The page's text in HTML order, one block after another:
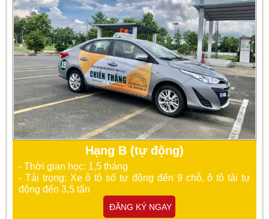
Hạng B (tự động)
- Thời gian học: 1,5 tháng
- Tải trọng: Xe ô tô số tự động đến 9 chỗ, ô tô tải tự
động đến 3,5 tấn
ĐĂNG KÝ NGAY